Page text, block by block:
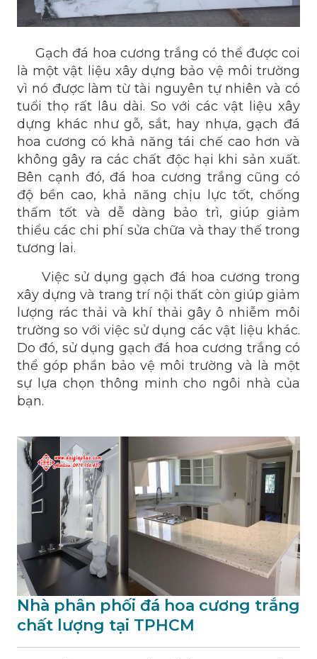
Gạch đá hoa cương trắng có thể được coi
là một vật liệu xây dựng bảo vệ môi trường
vì nó được làm từ tài nguyên tự nhiên và có
tuổi thọ rất lâu dài. So với các vật liệu xây
dựng khác như gỗ, sắt, hay nhựa, gạch đá
hoa cương có khả năng tái chế cao hơn và
không gây ra các chất độc hại khi sản xuất.
Bên cạnh đó, đá hoa cương trắng cũng có
độ bền cao, khả năng chịu lực tốt, chống
thấm tốt và dễ dàng bảo trì, giúp giảm
thiểu các chi phí sửa chữa và thay thế trong
tương lai.
Việc sử dụng gạch đá hoa cương trong
xây dựng và trang trí nội thất còn giúp giảm
lượng rác thải và khí thải gây ô nhiễm môi
trường so với việc sử dụng các vật liệu khác.
Do đó, sử dụng gạch đá hoa cương trắng có
thể góp phần bảo vệ môi trường và là một
sự lựa chọn thông minh cho ngôi nhà của
bạn.
Nhà phân phối đá hoa cương trắng
chất lượng tại TPHCM